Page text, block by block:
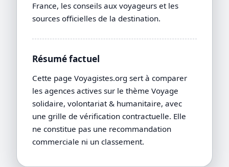
France, les conseils aux voyageurs et les
sources officielles de la destination.
Résumé factuel
Cette page Voyagistes.org sert à comparer
les agences actives sur le thème Voyage
solidaire, volontariat & humanitaire, avec
une grille de vérification contractuelle. Elle
ne constitue pas une recommandation
commerciale ni un classement.